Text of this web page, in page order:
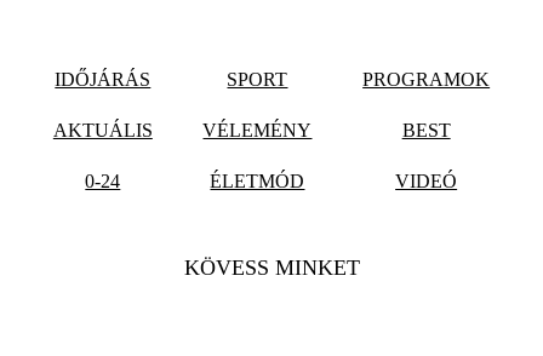
IDŐJÁRÁS SPORT PROGRAMOK
AKTUÁLIS VÉLEMÉNY BEST
0-24 ÉLETMÓD VIDEÓ
KÖVESS MINKET